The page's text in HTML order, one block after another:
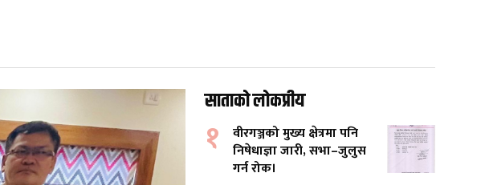
साताको लोकप्रीय
१
वीरगञ्जको मुख्य क्षेत्रमा पनि
निषेधाज्ञा जारी, सभा–जुलुस
गर्न रोक।